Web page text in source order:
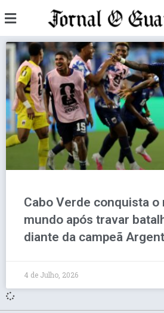
Cabo Verde conquista o
mundo após travar
diante da campeã
4 de Julho, 2026